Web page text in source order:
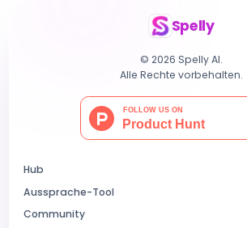
Spelly
© 2026 Spelly AI.
Alle Rechte vorbehalten.
Hub
Aussprache-Tool
Community